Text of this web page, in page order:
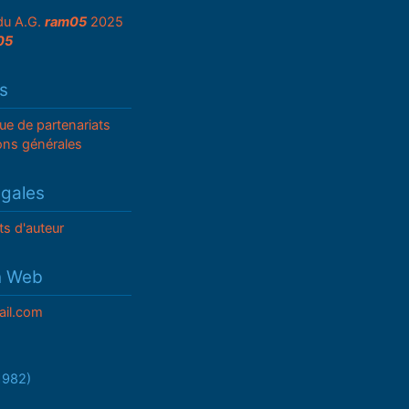
A.G. ram052025
de partenariats
générales
d'auteur
Web